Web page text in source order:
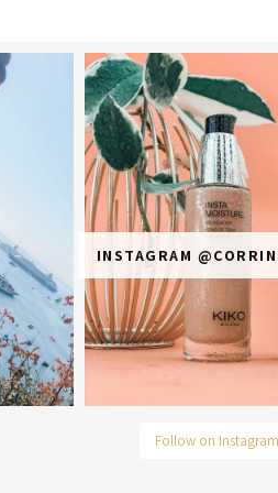
INSTAGRAM
Follow on Instagram